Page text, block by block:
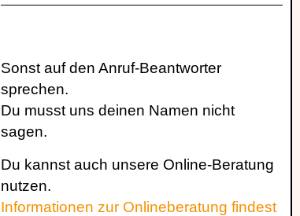
Sonst auf den Anruf-Beantworter
sprechen.
Du musst uns deinen Namen nicht
sagen.
Du kannst auch unsere Online-Beratung
nutzen.
Informationen zur Onlineberatung findest